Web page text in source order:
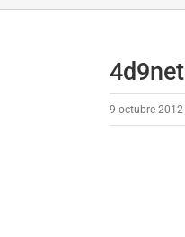
4d9net
9 octubre 2012